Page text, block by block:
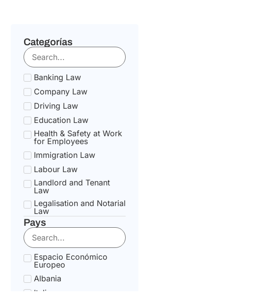
Categorías
Banking Law
Company Law
Driving Law
Education Law
Health & Safety at Work
for Employees
Immigration Law
Labour Law
Landlord and Tenant
Law
Legalisation and Notarial
Law
National Health Service
State pension Law
Tax Law
Uncategorized
Tax Code Individuals
Pays
Espacio Económico
Europeo
Albania
Italia